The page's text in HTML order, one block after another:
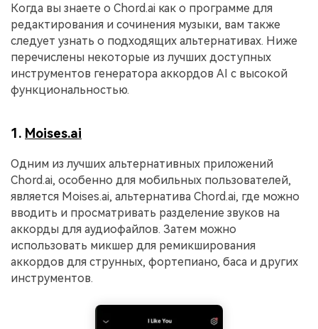
Когда вы знаете о Chord.ai как о программе для
редактирования и сочинения музыки, вам также
следует узнать о подходящих альтернативах. Ниже
перечислены некоторые из лучших доступных
инструментов генератора аккордов AI с высокой
функциональностью.
1. Moises.ai
Одним из лучших альтернативных приложений
Chord.ai, особенно для мобильных пользователей,
является Moises.ai, альтернатива Chord.ai, где можно
вводить и просматривать разделение звуков на
аккорды для аудиофайлов. Затем можно
использовать микшер для ремикширования
аккордов для струнных, фортепиано, баса и других
инструментов.